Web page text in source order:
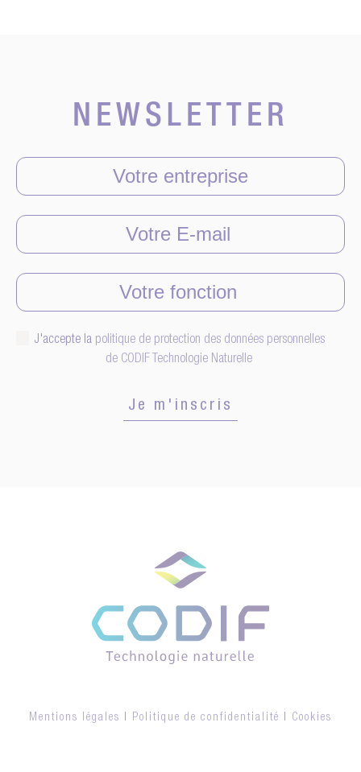
NEWSLETTER
J'accepte la politique de protection des données personnelles
de CODIF Technologie Naturelle
Je m'inscris
Mentions légales | Politique de confidentialité | Cookies